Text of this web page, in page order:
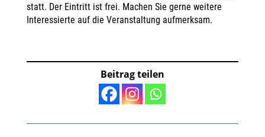
statt. Der Eintritt ist frei. Machen Sie gerne weitere
Interessierte auf die Veranstaltung aufmerksam.
Beitrag teilen